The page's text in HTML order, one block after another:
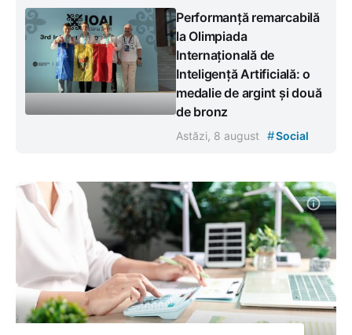
Performanță remarcabilă
la Olimpiada
Internațională de
Inteligență Artificială: o
medalie de argint și două
de bronz
Astăzi, 8 august #Social